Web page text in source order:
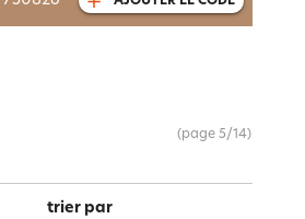
(page 5/14)
trier par